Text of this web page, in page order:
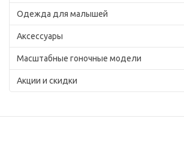
Одежда для малышей
Аксессуары
Масштабные гоночные модели
Акции и скидки